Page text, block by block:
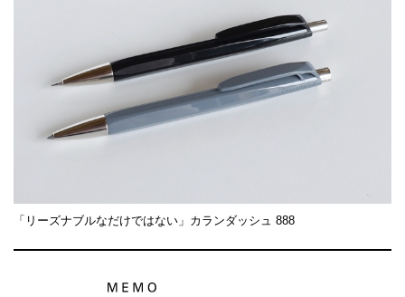
「リーズナブルなだけではない」カランダッシュ 888